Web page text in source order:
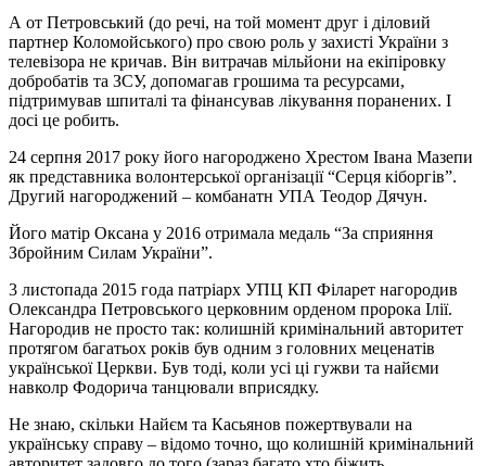
А от Петровський (до речі, на той момент друг і діловий
партнер Коломойського) про свою роль у захисті України з
телевізора не кричав. Він витрачав мільйони на екіпіровку
добробатів та ЗСУ, допомагав грошима та ресурсами,
підтримував шпиталі та фінансував лікування поранених. І
досі це робить.
24 серпня 2017 року його нагороджено Хрестом Івана Мазепи
як представника волонтерської організації “Серця кіборгів”.
Другий нагороджений – комбанатн УПА Теодор Дячун.
Його матір Оксана у 2016 отримала медаль “За сприяння
Збройним Силам України”.
3 листопада 2015 года патріарх УПЦ КП Філарет нагородив
Олександра Петровського церковним орденом пророка Ілії.
Нагородив не просто так: колишній кримінальний авторитет
протягом багатьох років був одним з головних меценатів
української Церкви. Був тоді, коли усі ці гужви та найєми
навколр Фодорича танцювали вприсядку.
Не знаю, скільки Найєм та Касьянов пожертвували на
українську справу – відомо точно, що колишній кримінальний